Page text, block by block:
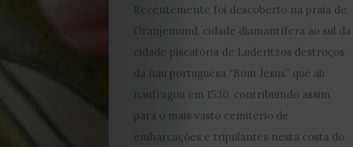
2024
2023
2022
2021
Recentemente foi descoberto na praia de
Oranjemund, cidade diamantífera ao sul da
cidade piscatória de Luderitzos destroços
da nau portuguesa “Bom Jesus” que ali
naufragou em 1530, contribuindo assim
para o mais vasto cemitério de
embarcações e tripulantes nesta costa do